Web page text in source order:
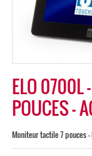
ELO 0700L
POUCES –
Moniteur tactile 7 pouces -